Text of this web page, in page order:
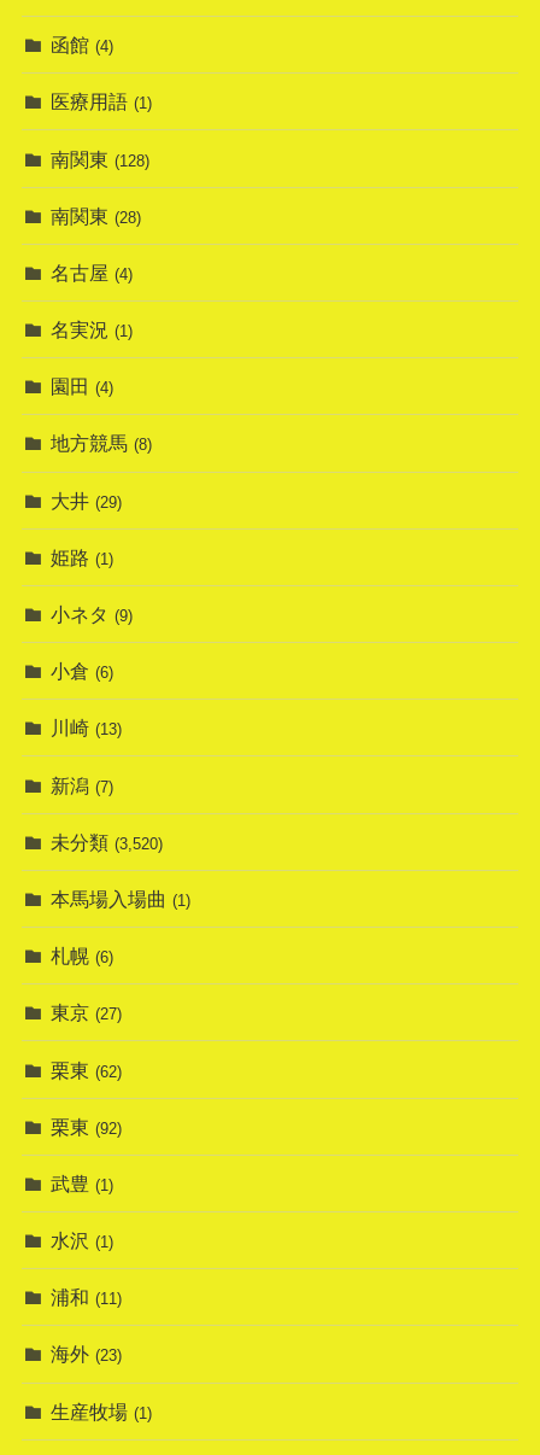
函館 (4)
医療用語 (1)
南関東 (128)
南関東 (28)
名古屋 (4)
名実況 (1)
園田 (4)
地方競馬 (8)
大井 (29)
姫路 (1)
小ネタ (9)
小倉 (6)
川崎 (13)
新潟 (7)
未分類 (3,520)
本馬場入場曲 (1)
札幌 (6)
東京 (27)
栗東 (62)
栗東 (92)
武豊 (1)
水沢 (1)
浦和 (11)
海外 (23)
生産牧場 (1)